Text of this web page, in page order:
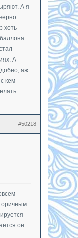
А я
хоть
А
аж
кем
#50218
он